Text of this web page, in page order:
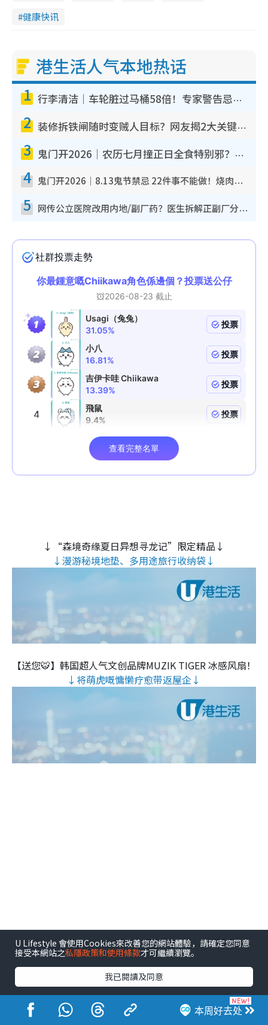
健康快讯
港生活人气本地热话
1 行李清洁｜车轮脏过马桶58倍！专家警告忌用酒精擦 教1招免脏手除菌
2 装修拆铁闸随时变贼人目标？网友揭2大关键用途：装新款等于白装？附新旧铁闸分别
3 鬼门开2026｜农历七月撞正日全食特别邪？专家警告切忌做一事！揭4大禁忌+2招保平安
4 鬼门开2026｜8.13鬼节禁忌 22件事不能做！烧肉、刺身要少食？半夜勿吹口哨/打给个电话
5 网传公立医院改用内地/副厂药？医生拆解正副厂分别，揭4类人换药随时出事
↓“森境奇缘夏日异想寻龙记”限定精品↓
↓漫游秘境地垫、多用途旅行收纳袋↓
【送您🐯】韩国超人气文创品牌MUZIK TIGER 冰感风扇！
↓将萌虎嘅慵懒疗愈带返屋企↓
健康 本周好去处
U Lifestyle 會使用Cookies來改善您的網站體驗，請確定您同意
接受本網站之私隱政策和使用條款才可繼續瀏覽。
我已閱讀及同意